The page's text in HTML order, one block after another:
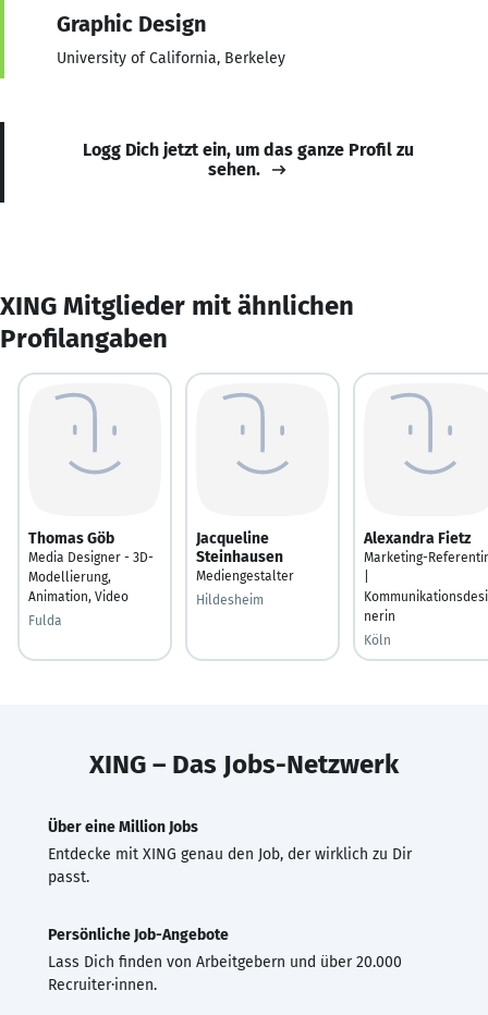
Graphic Design
University of California, Berkeley
Logg Dich jetzt ein, um das ganze Profil zu
sehen.
XING Mitglieder mit ähnlichen
Profilangaben
Thomas Göb
Media Designer - 3D-
Modellierung,
Animation, Video
Fulda
Jacqueline
Steinhausen
Mediengestalter
Hildesheim
Alexandra Fietz
Marketing-
nerin
Köln
XING – Das Jobs-Netzwerk
Über eine Million Jobs
Entdecke mit XING genau den Job, der wirklich zu Dir
passt.
Persönliche Job-Angebote
Lass Dich finden von Arbeitgebern und über 20.000
Recruiter·innen.